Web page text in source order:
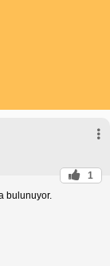
1
bulunuyor.